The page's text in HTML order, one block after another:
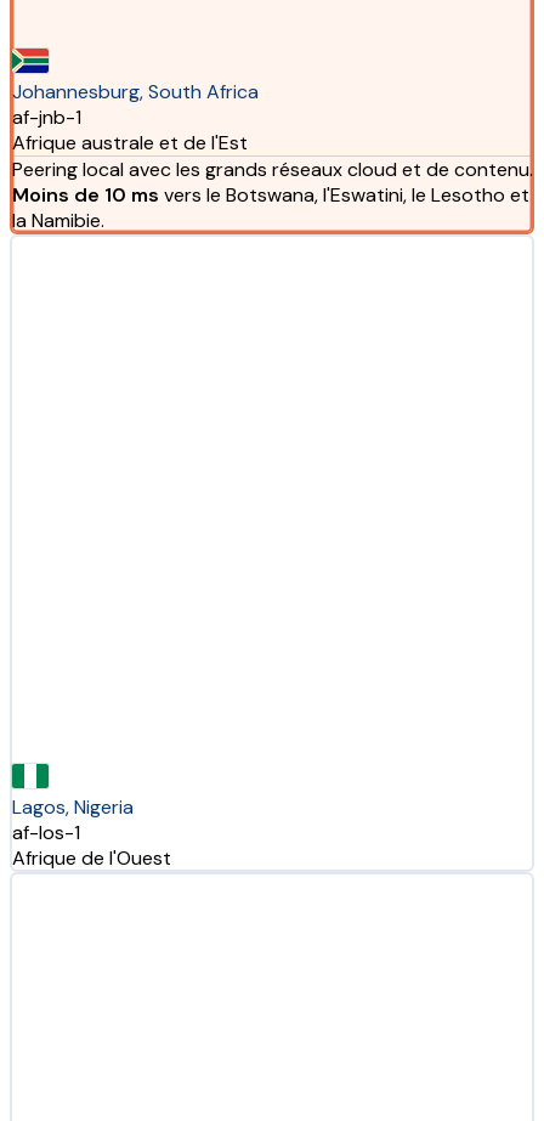
Johannesburg, South Africa
af-jnb-1
Afrique australe et de l'Est
Peering local avec les grands réseaux cloud et de contenu.
Moins de 10 ms vers le Botswana, l'Eswatini, le Lesotho et
la Namibie.
Lagos, Nigeria
af-los-1
Afrique de l'Ouest